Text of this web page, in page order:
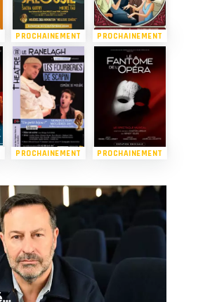
PROCHAINEMENT PROCHAINEMENT
PROCHAINEMENT PROCHAINEMENT